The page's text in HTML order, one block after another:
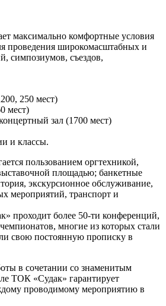
максимально комфортные условия
проведения широкомасштабных и
симпозиумов, съездов,
250 мест)
мест)
зал (1700 мест)
и классы.
пользованием оргтехникой,
площадью; банкетные
экскурсионное обслуживание,
мероприятий, транспорт и
проходит более 50-ти конференций,
многие из которых стали
свою постоянную прописку в
в сочетании со знаменитым
ТОК «Судак» гарантирует
проводимому мероприятию в